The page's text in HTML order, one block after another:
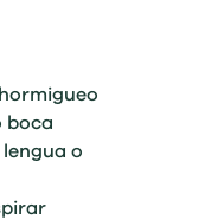
boca
o